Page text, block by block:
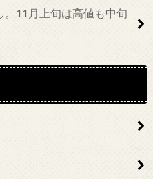
11月上旬は高値も中旬